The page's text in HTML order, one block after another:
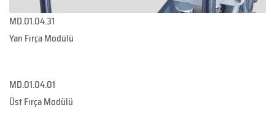
MD.01.04.31
Yan Fırça Modülü
MD.01.04.01
Üst Fırça Modülü